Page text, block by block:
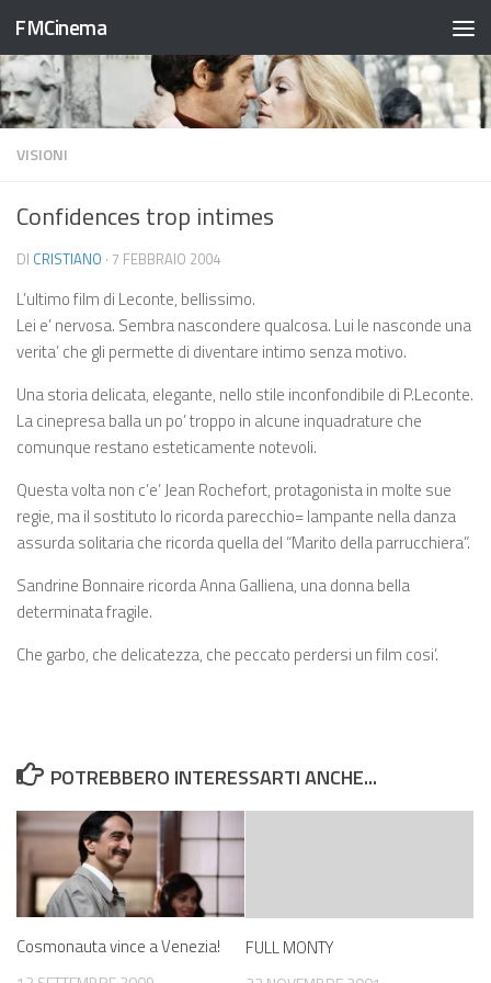
Salta al contenuto
FMCinema
VISIONI
Confidences trop intimes
DI CRISTIANO · 7 FEBBRAIO 2004
L’ultimo film di Leconte, bellissimo.
Lei e’ nervosa. Sembra nascondere qualcosa. Lui le nasconde una
verita’ che gli permette di diventare intimo senza motivo.
Una storia delicata, elegante, nello stile inconfondibile di P.Leconte.
La cinepresa balla un po’ troppo in alcune inquadrature che
comunque restano esteticamente notevoli.
Questa volta non c’e’ Jean Rochefort, protagonista in molte sue
regie, ma il sostituto lo ricorda parecchio= lampante nella danza
assurda solitaria che ricorda quella del “Marito della parrucchiera”.
Sandrine Bonnaire ricorda Anna Galliena, una donna bella
determinata fragile.
Che garbo, che delicatezza, che peccato perdersi un film cosi’.
POTREBBERO INTERESSARTI ANCHE...
Cosmonauta vince a Venezia! FULL MONTY